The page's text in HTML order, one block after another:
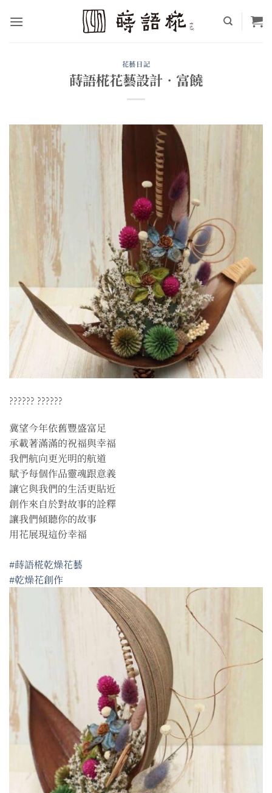
花藝日記
蒔語椛花藝設計•富饒
?????? ??????
冀望今年依舊豐盛富足
承載著滿滿的祝福與幸福
我們航向更光明的航道
賦予每個作品靈魂跟意義
讓它與我們的生活更貼近
創作來自於對故事的詮釋
讓我們傾聽你的故事
用花展現這份幸福
#蒔語椛乾燥花藝
#乾燥花創作